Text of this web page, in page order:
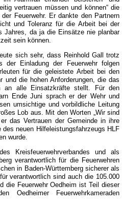
vertrauen müssen und können“ die
Feuerwehr. Er dankte den Partnern
und Toleranz für die Arbeit bei der
Jahres, da ja die Einsätze nie planbar
sein können.
sich sehr, dass Reinhold Gall trotz
der Einladung der Feuerwehr folgen
für die geleistete Arbeit bei den
die hohen Anforderungen, die das
an alle Einsatzkräfte stellt. Für den
Ende Juni sprach er der Wehr und
umsichtige und vorbildliche Leitung
Lob aus. Mit den Worten „Wir sind
das Vertrauen der Gemeinde in ihre
des neuen Hilfeleistungsfahrzeugs HLF
wurde.
Kreisfeuerwehrverbandes und als
verantwortlich für die Feuerwehren
in Baden-Württemberg sicherer als
verantwortlich sind auch die 105.000
die Feuerwehr Oedheim ist Teil dieser
Oedheimer Feuerwehrkameraden